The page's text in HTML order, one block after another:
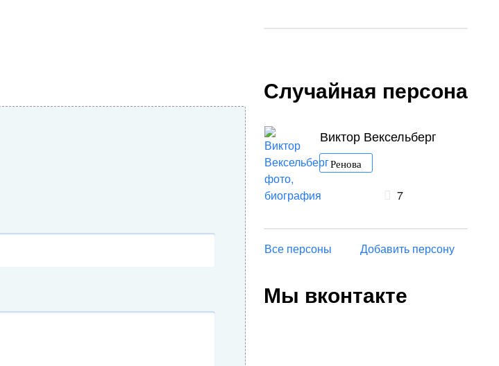
Случайная персона
Виктор Вексельберг
Ренова
7
Все персоны Добавить персону
Мы вконтакте